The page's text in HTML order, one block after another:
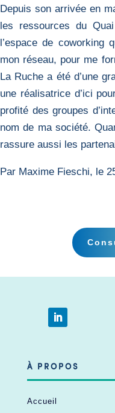
Depuis son arrivée en
les ressources du
l’espace de
mon réseau, pour me
La Ruche a été d’une
une réalisatrice d’ici
profité des groupes
nom de ma société.
rassure aussi les
Par Maxime Fieschi, le
À PROPOS
Accueil